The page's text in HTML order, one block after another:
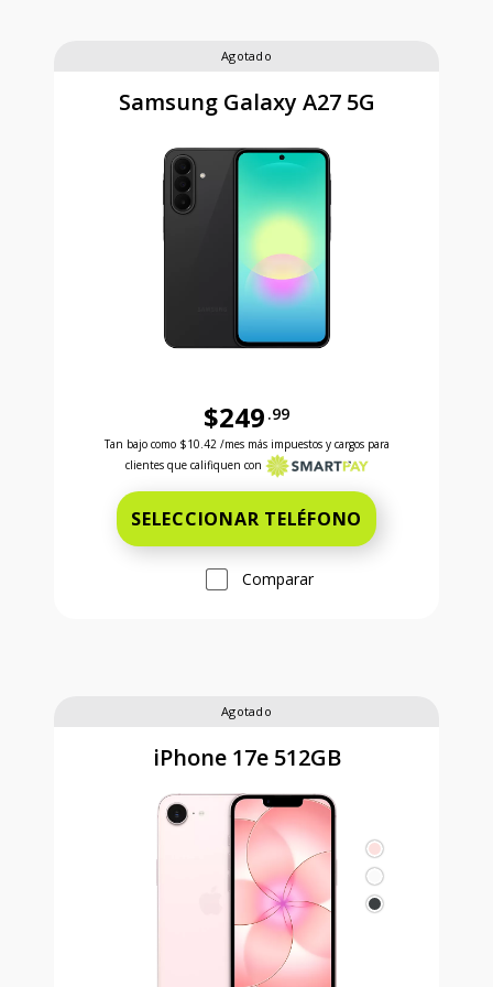
Agotado
Samsung Galaxy A27 5G
$249 .99
Antes el precio era 249 dollars and 99 cents
Tan bajo como $10.42 /mes más impuestos y cargos para
clientes que califiquen con
SELECCIONAR TELÉFONO
Comparar
Agotado
iPhone 17e 512GB